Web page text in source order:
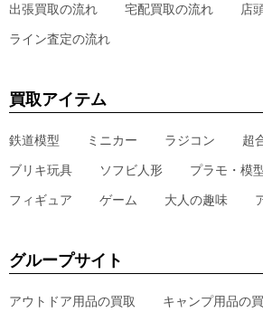
出張買取の流れ 宅配買取の流れ 店
ライン査定の流れ
買取アイテム
鉄道模型 ミニカー ラジコン 超
ブリキ玩具 ソフビ人形 プラモ・模
フィギュア ゲーム 大人の趣味
グループサイト
アウトドア用品の買取 キャンプ用品の